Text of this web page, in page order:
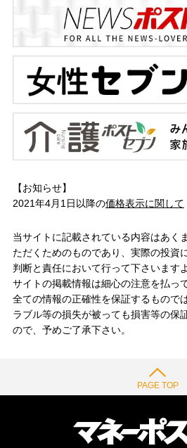
【お知らせ】
2021年4月1日以降の価格表示に関して
当サイトに記載されている内容はあく
ただくためのものであり、実際の投資
判断と責任において行って下さいます
サイトの掲載情報は細心の注意を払っ
全ての情報の正確性を保証するもので
ラブル等の損失が被っても損害等の保
ので、予めご了承下さい。
PAGE TOP